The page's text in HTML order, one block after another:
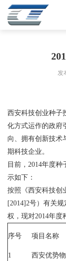
发
西安科技创业种子
化方式运作的政府
向、拥有创新技术
期科技企业。
目前，2014年度
示如下：
按照《西安科技创
[2014]2号）有关
权，现对2014年度
序号 项目名称
1
西安优势